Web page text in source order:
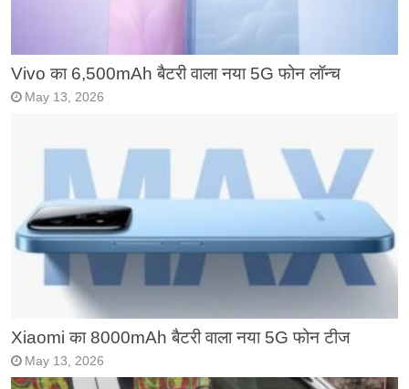
Vivo का 6,500mAh बैटरी वाला नया 5G फोन लॉन्च
May 13, 2026
Xiaomi का 8000mAh बैटरी वाला नया 5G फोन टीज
May 13, 2026